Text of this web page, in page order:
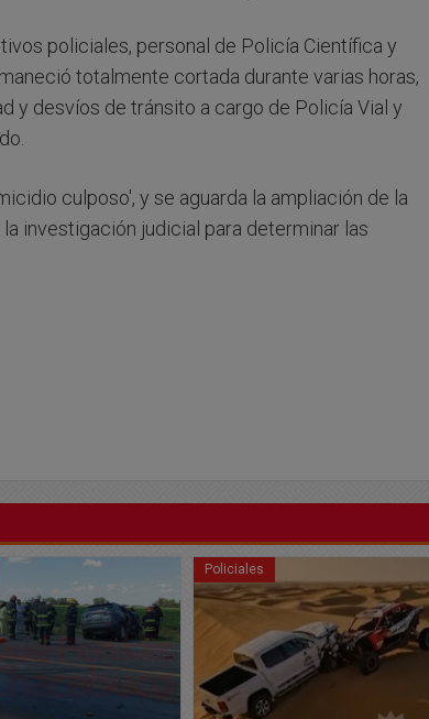
policiales, personal de Policía Científica y
totalmente cortada durante varias horas,
y desvíos de tránsito a cargo de Policía Vial y
culposo', y se aguarda la ampliación de la
investigación judicial para determinar las
Policiales